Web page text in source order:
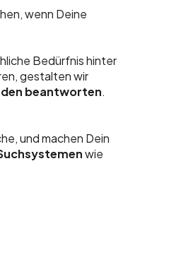
wenn Deine
Bedürfnis hinter
gestalten wir
beantworten.
und machen Dein
wie